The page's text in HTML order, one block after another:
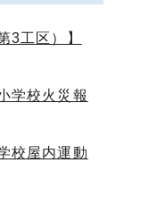
3工区）】
学校火災報
校屋内運動